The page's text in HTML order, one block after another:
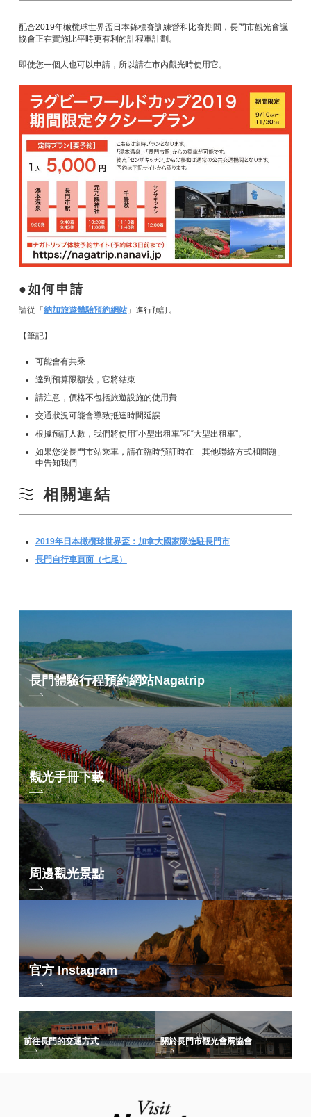
配合2019年橄欖球世界盃日本錦標賽訓練營和比賽期間，長門市觀光會議
協會正在實施比平時更有利的計程車計劃。
即使您一個人也可以申請，所以請在市內觀光時使用它。
如何申請
請從「 納加旅遊體驗預約網站」進行預訂。
【筆記】
可能會有共乘
達到預算限額後，它將結束
請注意，價格不包括旅遊設施的使用費
交通狀況可能會導致抵達時間延誤
根據預訂人數，我們將使用“小型出租車”和“大型出租車”。
如果您從長門市站乘車，請在臨時預訂時在「其他聯絡方式和問題」
中告知我們
相關連結
2019年日本橄欖球世界盃：加拿大國家隊進駐長門市
長門自行車頁面（七尾）
長門體驗行程預約網站Nagatrip
觀光手冊下載
周邊觀光景點
官方 Instagram
前往長門的交通方式 關於長門市觀光會展協會